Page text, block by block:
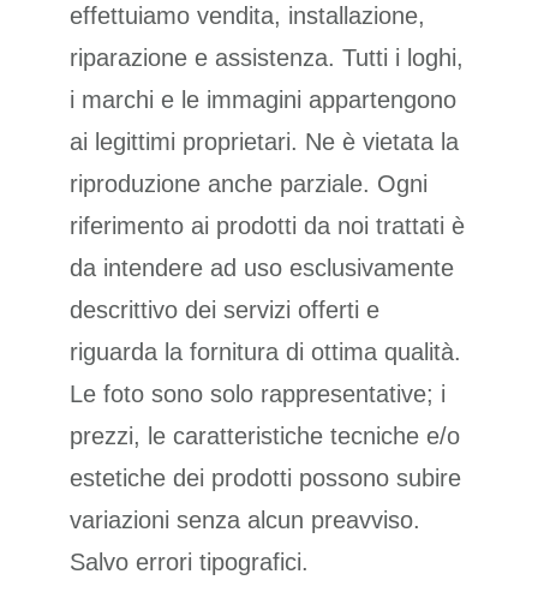
effettuiamo vendita, installazione,
riparazione e assistenza. Tutti i loghi,
i marchi e le immagini appartengono
ai legittimi proprietari. Ne è vietata la
riproduzione anche parziale. Ogni
riferimento ai prodotti da noi trattati è
da intendere ad uso esclusivamente
descrittivo dei servizi offerti e
riguarda la fornitura di ottima qualità.
Le foto sono solo rappresentative; i
prezzi, le caratteristiche tecniche e/o
estetiche dei prodotti possono subire
variazioni senza alcun preavviso.
Salvo errori tipografici.